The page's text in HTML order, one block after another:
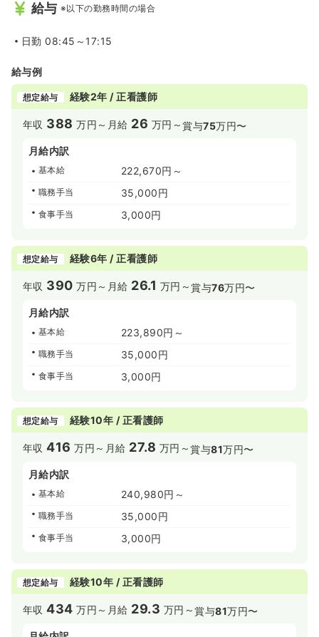
給与 ※以下の勤務時間の場合
日勤 08:45～17:15
給与例
想定給与 経験2年 / 正看護師
年収 388 万円～ 月給 26 万円～賞与75万円〜
月給内訳
基本給 222,670円～
職務手当 35,000円
食事手当 3,000円
想定給与 経験6年 / 正看護師
年収 390 万円～ 月給 26.1 万円～賞与76万円〜
月給内訳
基本給 223,890円～
職務手当 35,000円
食事手当 3,000円
想定給与 経験10年 / 正看護師
年収416 万円～ 月給 27.8 万円～賞与81万円〜
月給内訳
基本給 240,980円～
職務手当 35,000円
食事手当 3,000円
想定給与 経験10年 / 正看護師
年収434 万円～ 月給 29.3 万円～賞与81万円〜